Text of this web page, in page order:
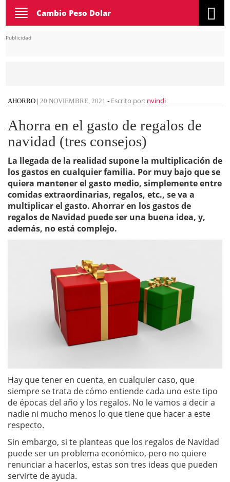
Toggle
navigation
Cambio Peso Dolar
Publicidad
AHORRO | 20 NOVIEMBRE, 2021 - Escrito por: nvindi
Ahorra en el gasto de regalos de
navidad (tres consejos)
La llegada de la realidad supone la multiplicación de
los gastos en cualquier familia. Por muy bajo que se
quiera mantener el gasto medio, simplemente entre
comidas extraordinarias, regalos, etc., se va a
multiplicar el gasto. Ahorrar en los gastos de
regalos de Navidad puede ser una buena idea, y,
además, no está complejo.
Hay que tener en cuenta, en cualquier caso, que
siempre se trata de cómo entiende cada uno este tipo
de épocas del año y los regalos. No le vamos a decir a
nadie ni mucho menos lo que tiene que hacer a este
respecto.
Sin embargo, si te planteas que los regalos de Navidad
puede ser un problema económico, pero no quiere
renunciar a hacerlos, estas son tres ideas que pueden
servirte de ayuda.